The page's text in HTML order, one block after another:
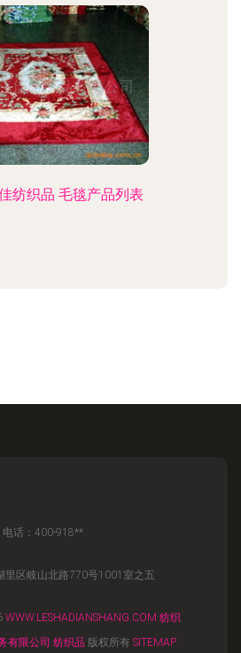
纺织品 毛毯产品列表
电话：400-918**
里区岐山北路770号1001室之五
WWW.LESHADIANSHANG.COM 纺织
有限公司 纺织品 版权所有 SITEMAP